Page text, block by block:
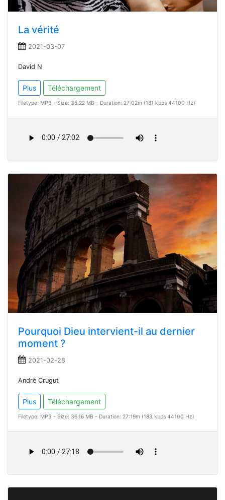
La vérité
2021-03-07
David N
Plus Téléchargement
Filetype: MP3 - Size: 35.22 MB - Duration: 27:02m (181 kbps 44100 Hz)
Pourquoi Dieu intervient-il au dernier
moment ?
2021-02-28
André Crugut
Plus Téléchargement
Filetype: MP3 - Size: 36.16 MB - Duration: 27:19m (183 kbps 44100 Hz)